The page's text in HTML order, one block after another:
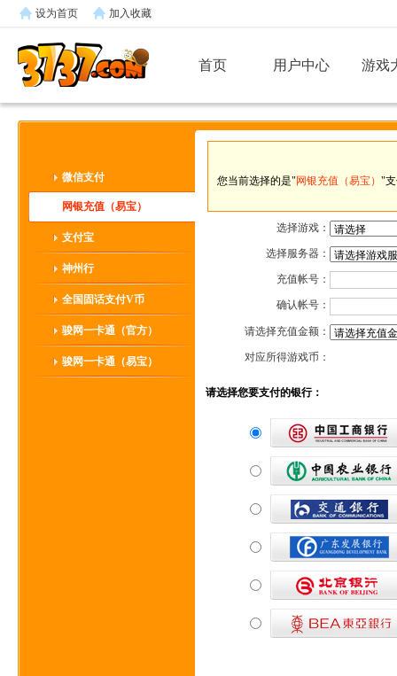
设为首页 加入收藏
首页 用户中心 游戏
微信支付
网银充值（易宝）
支付宝
神州行
全国固话支付V币
骏网一卡通（官方）
骏网一卡通（易宝）
您当前选择的是"网银充值（易宝） "
选择游戏：
选择服务器：
充值帐号：
确认帐号：
请选择充值金额：
对应所得游戏币：
请选择您要支付的银行：